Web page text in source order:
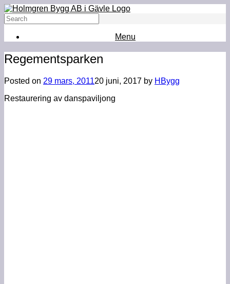
Menu
Regementsparken
Posted on 29 mars, 201120 juni, 2017 by HBygg
Restaurering av danspaviljong